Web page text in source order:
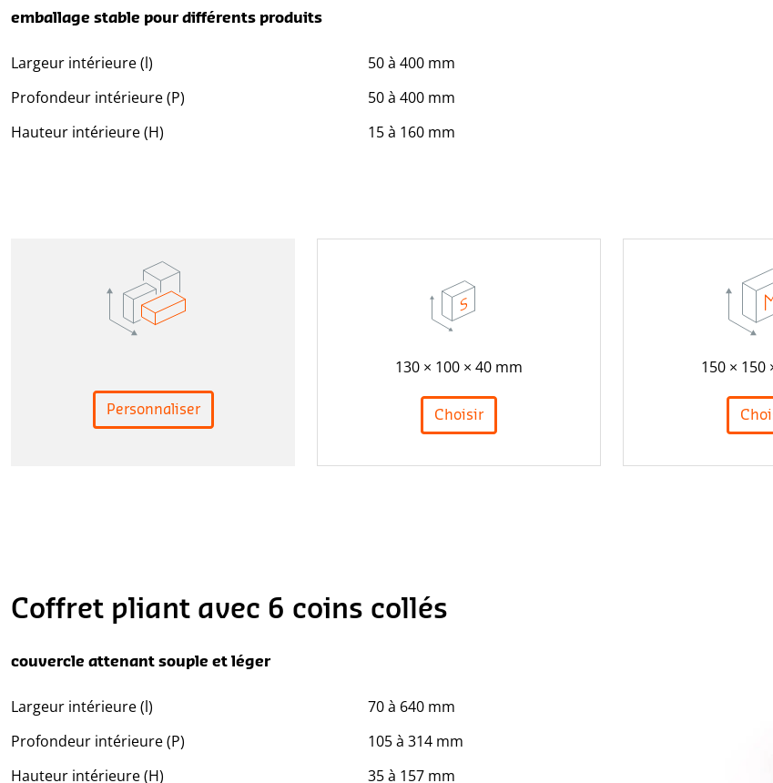
emballage stable pour différents produits
Largeur intérieure (l)
50 à 400 mm
Profondeur intérieure (P)
50 à 400 mm
Hauteur intérieure (H)
15 à 160 mm
Personnaliser
130 × 100 × 40 mm
Choisir
150 × 150
Coffret pliant avec 6 coins collés
couvercle attenant souple et léger
Largeur intérieure (l)
70 à 640 mm
Profondeur intérieure (P)
105 à 314 mm
Hauteur intérieure (H)
35 à 157 mm